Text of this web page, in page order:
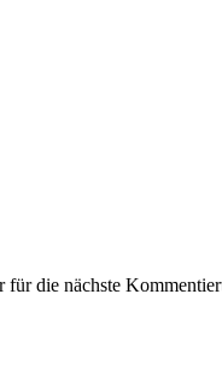
die nächste